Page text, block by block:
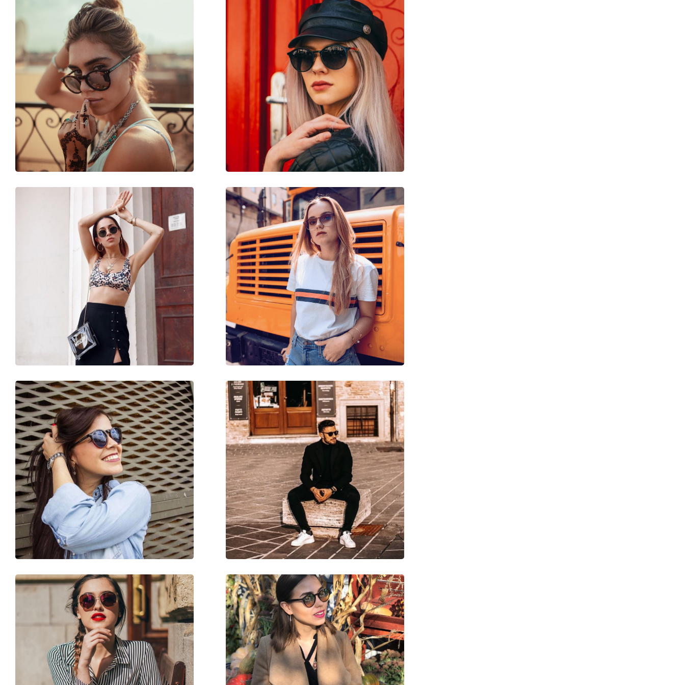
Σχήμα σκελετού:
Χρώμα σκελετού:
Διαστάσεις:
XXS
Μήκος σκελετού:
91 mm
Μήκος βραχίονα:
100 mm
Γέφυρα:
8 mm
Βάρος:
90 γρ
Ρυθμιζόμενα μαξιλάρια μύτης:
Όχι
Εύκαμπτη άρθρωση:
Όχι
Αξεσουάρ
Παρέχονται με θήκη:
Όχι
Όχι
Παιδικά
0 - 3 έτη
Γυαλιά Ηλίου Επώνυμες Μάρκες
Izipizi
Μόδα
Κωδικός Προϊόντος / Μοντέλο:
Sun Baby Pastel Pink
Διαθέσιμο με συνταγή: